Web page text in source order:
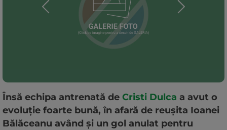
Însă echipa antrenată de Cristi Dulca a avut o
evoluție foarte bună, în afară de reușita Ioanei
Bălăceanu având și un gol anulat pentru